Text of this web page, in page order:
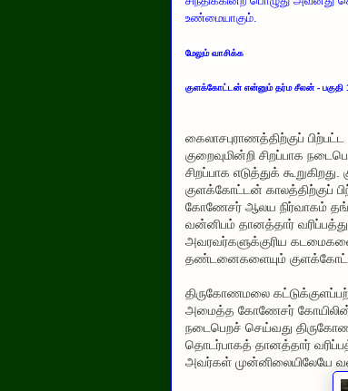
உண்மையாகும்.
மேலும் வாசிக்க
குளக்கோட்டன் என்னும் தர்ம சீலன் -
கைலாசபுராணத்திற்குப்
குறைவுமின்றி சிறப்பாக
சிறப்பாக எடுத்துக்
குளக்கோட்டன் காலத்திற்குப்
கோணேசர் ஆலய நிர்வாகம்
வன்னிபம் தானத்தார்
அவரவர்களுக்குரிய
தண்டனைகளையும்
திருகோணமலை
அமைத்த கோணேசர்
நடைபெறச் செய்வது
தொடர்பாகத் தானத்தார்
அவர்கள் முன்னிலையிலேயே